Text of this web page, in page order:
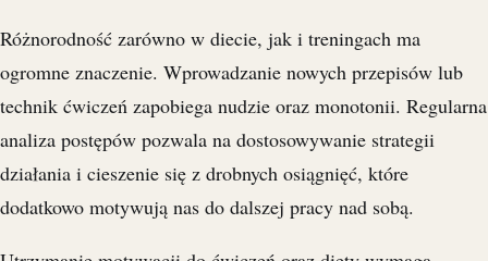
Różnorodność zarówno w diecie, jak i treningach ma
ogromne znaczenie. Wprowadzanie nowych przepisów lub
technik ćwiczeń zapobiega nudzie oraz monotonii. Regularna
analiza postępów pozwala na dostosowywanie strategii
działania i cieszenie się z drobnych osiągnięć, które
dodatkowo motywują nas do dalszej pracy nad sobą.